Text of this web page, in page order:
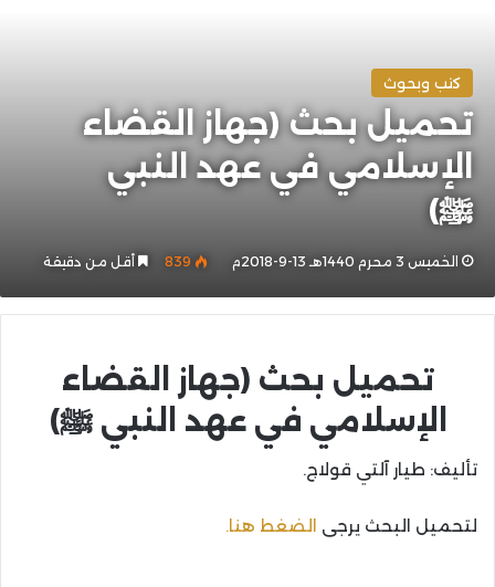
كتب وبحوث
تحميل بحث (جهاز القضاء
الإسلامي في عهد النبي
ﷺ)
الخميس 3 محرم 1440هـ 13-9-2018م 839 أقل من دقيقة
تحميل بحث (جهاز القضاء
الإسلامي في عهد النبي ﷺ)
تأليف: طيار آلتي قولاج.
لتحميل البحث يرجى الضغط هنا.